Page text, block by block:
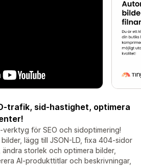
trafik, sid-hastighet, optimera
för SEO och sidoptimering!
lägg till JSON-LD, fixa 404-sidor
storlek och optimera bilder,
AI-produkttitlar och beskrivningar,